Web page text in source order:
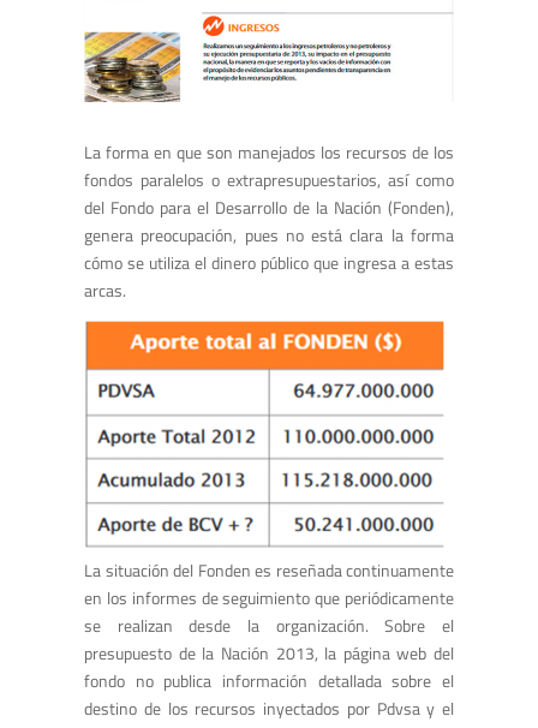
La forma en que son manejados los recursos de los
fondos paralelos o extrapresupuestarios, así como
del Fondo para el Desarrollo de la Nación (Fonden),
genera preocupación, pues no está clara la forma
cómo se utiliza el dinero público que ingresa a estas
arcas.
La situación del Fonden es reseñada continuamente
en los informes de seguimiento que periódicamente
se realizan desde la organización. Sobre el
presupuesto de la Nación 2013, la página web del
fondo no publica información detallada sobre el
destino de los recursos inyectados por Pdvsa y el